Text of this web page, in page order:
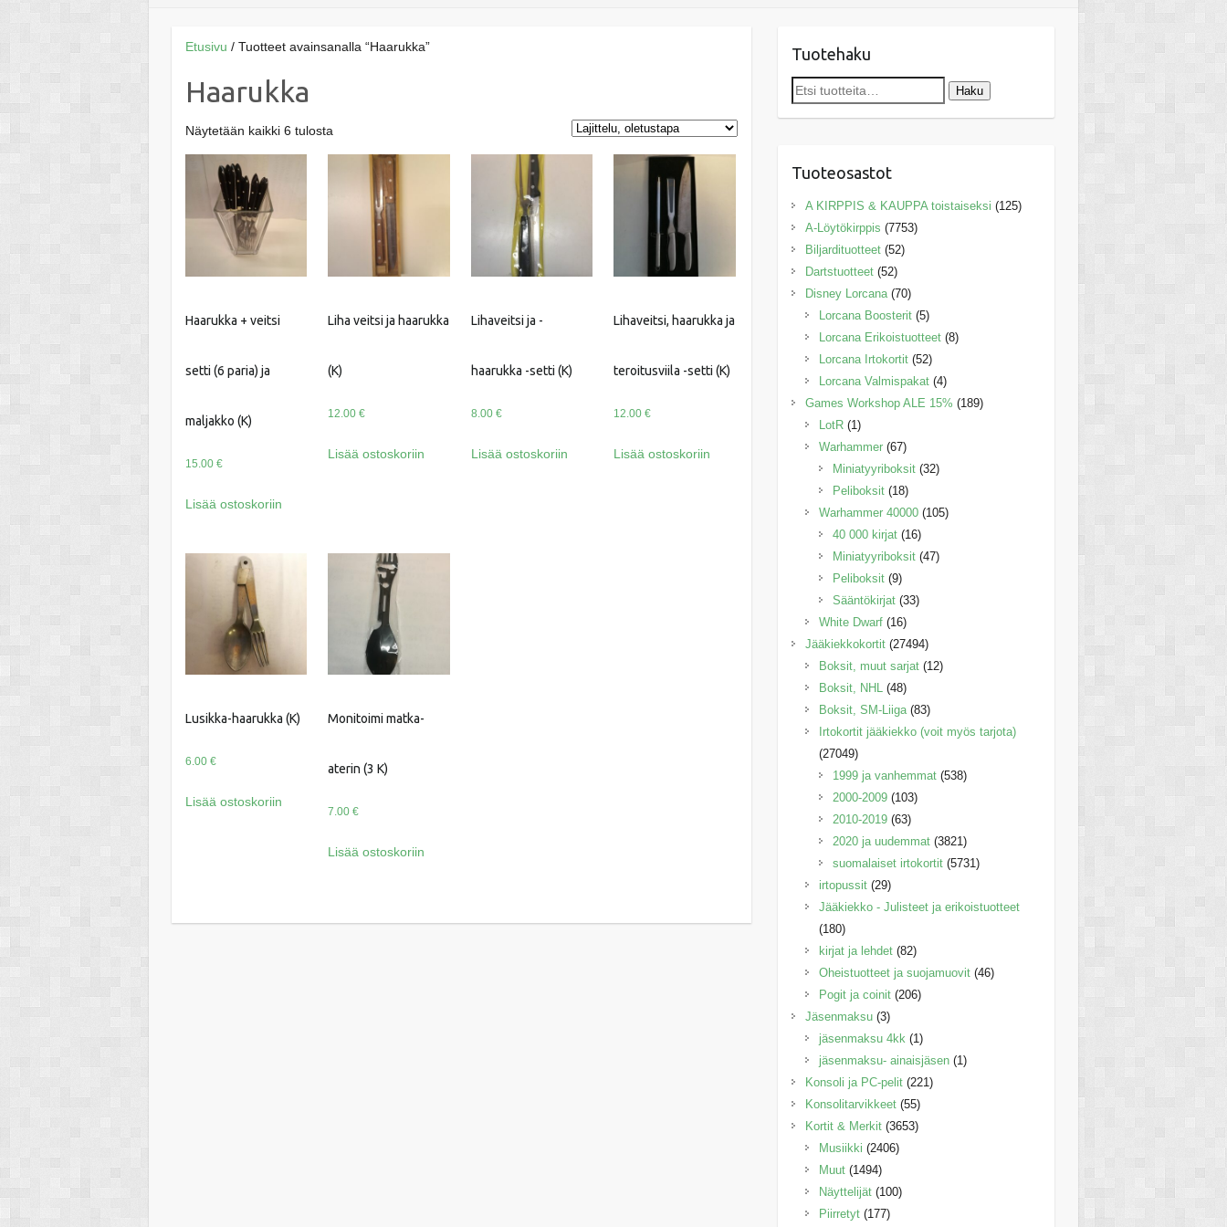
Etusivu / Tuotteet avainsanalla “Haarukka”
Haarukka
Näytetään kaikki 6 tulosta
Haarukka + veitsi
setti (6 paria) ja
maljakko (K)
15.00 €
Lisää ostoskoriin
Liha veitsi ja haarukka
(K)
12.00€
Lisää ostoskoriin
Lihaveitsi ja -
haarukka -setti (K)
8.00 €
Lisää ostoskoriin
Lihaveitsi, haarukka ja
teroitusviila -setti (K)
12.00€
Lisää ostoskoriin
Lusikka-haarukka (K)
6.00 €
Lisää ostoskoriin
Monitoimi matka-
aterin (3 K)
7.00€
Lisää ostoskoriin
Tuotehaku
Etsi: Haku
Tuoteosastot
A KIRPPIS & KAUPPA toistaiseksi (125)
A-Löytökirppis (7753)
Biljardituotteet (52)
Dartstuotteet (52)
Disney Lorcana (70)
Lorcana Boosterit (5)
Lorcana Erikoistuotteet (8)
Lorcana Irtokortit (52)
Lorcana Valmispakat (4)
Games Workshop ALE 15% (189)
LotR (1)
Warhammer (67)
Miniatyyriboksit (32)
Peliboksit (18)
Warhammer 40000 (105)
40 000 kirjat (16)
Miniatyyriboksit (47)
Peliboksit (9)
Sääntökirjat (33)
White Dwarf (16)
Jääkiekkokortit (27494)
Boksit, muut sarjat (12)
Boksit, NHL (48)
Boksit, SM-Liiga (83)
Irtokortit jääkiekko (voit myös tarjota)
(27049)
1999 ja vanhemmat (538)
2000-2009 (103)
2010-2019 (63)
2020 ja uudemmat (3821)
suomalaiset irtokortit (5731)
irtopussit (29)
Jääkiekko - Julisteet ja erikoistuotteet
(180)
kirjat ja lehdet (82)
Oheistuotteet ja suojamuovit (46)
Pogit ja coinit (206)
Jäsenmaksu (3)
jäsenmaksu 4kk (1)
jäsenmaksu- ainaisjäsen (1)
Konsoli ja PC-pelit (221)
Konsolitarvikkeet (55)
Kortit & Merkit (3653)
Musiikki (2406)
Muut (1494)
Näyttelijät (100)
Piirretyt (177)